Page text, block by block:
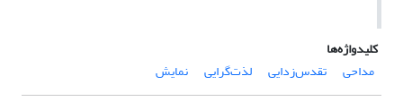
کلیدواژه‌ها
مداحی
تقدس‌زدایی لذت‌گرایی نمایش